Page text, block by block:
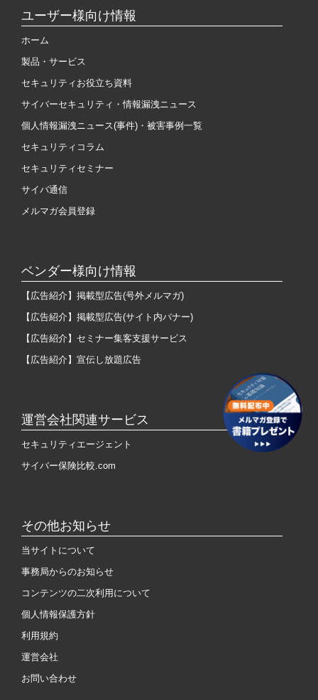
ユーザー様向け情報
ホーム
製品・サービス
セキュリティお役立ち資料
サイバーセキュリティ・情報漏洩ニュース
個人情報漏洩ニュース(事件)・被害事例一覧
セキュリティコラム
セキュリティセミナー
サイバ通信
メルマガ会員登録
ベンダー様向け情報
【広告紹介】掲載型広告(号外メルマガ)
【広告紹介】掲載型広告(サイト内バナー)
【広告紹介】セミナー集客支援サービス
【広告紹介】宣伝し放題広告
運営会社関連サービス
セキュリティエージェント
サイバー保険比較.com
その他お知らせ
当サイトについて
事務局からのお知らせ
コンテンツの二次利用について
個人情報保護方針
利用規約
運営会社
お問い合わせ